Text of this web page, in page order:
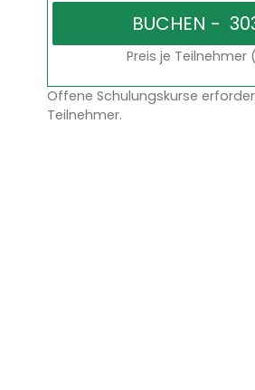
Preis je Teilnehmer
Offene Schulungskurse
Teilnehmer.